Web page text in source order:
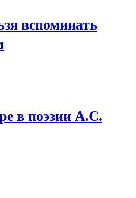
вспоминать
в поэзии А.С.